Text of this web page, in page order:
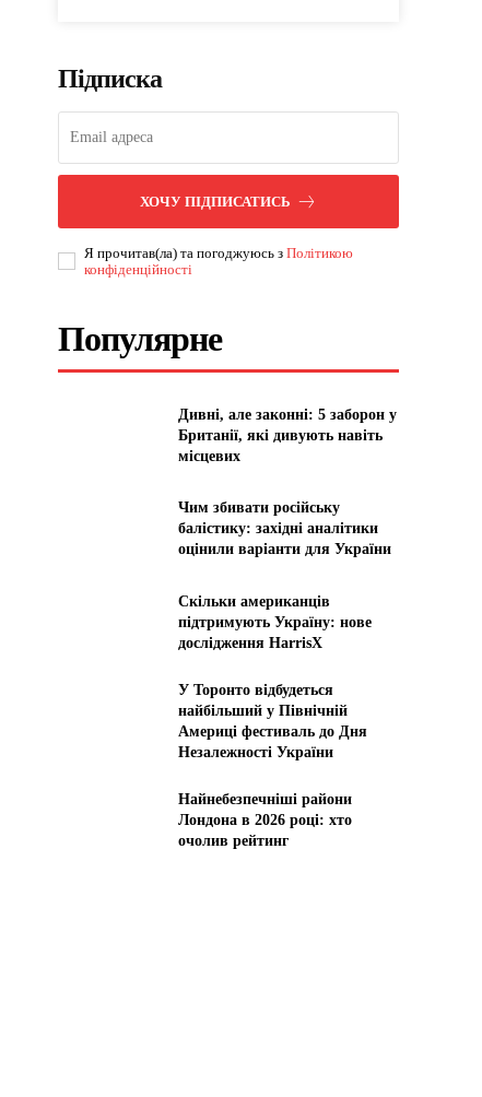
Підписка
ХОЧУ ПІДПИСАТИСЬ
Я прочитав(ла) та погоджуюсь зПолітикою
конфіденційності
Популярне
Дивні, але законні: 5 заборон у
Британії, які дивують навіть
місцевих
Чим збивати російську
балістику: західні аналітики
оцінили варіанти для України
Скільки американців
підтримують Україну: нове
дослідження HarrisX
У Торонто відбудеться
найбільший у Північній
Америці фестиваль до Дня
Незалежності України
Найнебезпечніші райони
Лондона в 2026 році: хто
очолив рейтинг